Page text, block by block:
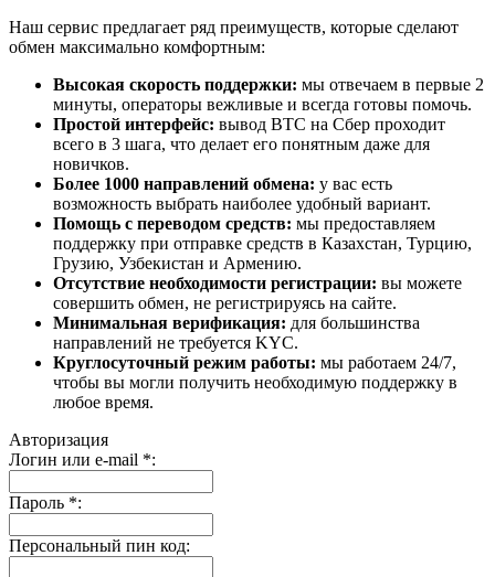
Наш сервис предлагает ряд преимуществ, которые сделают
обмен максимально комфортным:
Высокая скорость поддержки: мы отвечаем в первые 2
минуты, операторы вежливые и всегда готовы помочь.
Простой интерфейс: вывод BTC на Сбер проходит
всего в 3 шага, что делает его понятным даже для
новичков.
Более 1000 направлений обмена: у вас есть
возможность выбрать наиболее удобный вариант.
Помощь с переводом средств: мы предоставляем
поддержку при отправке средств в Казахстан, Турцию,
Грузию, Узбекистан и Армению.
Отсутствие необходимости регистрации: вы можете
совершить обмен, не регистрируясь на сайте.
Минимальная верификация: для большинства
направлений не требуется KYC.
Круглосуточный режим работы: мы работаем 24/7,
чтобы вы могли получить необходимую поддержку в
любое время.
Авторизация
Логин или e-mail *:
Пароль *:
Персональный пин код: